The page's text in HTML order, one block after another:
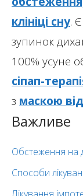
клініці сну.
зупинок
100% усуне
сіпап-
з маскою
Важливе
Обстеження на
Способи
Лікування